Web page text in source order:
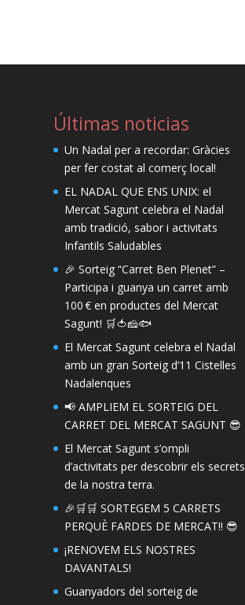
Últimas noticias
Un Nadal per a recordar: Gràcies
per fer costat al comerç local!
EL NADAL QUE ENS UNIX: el
Mercat Sagunt celebra el Nadal
amb tradició, sabor i activitats
Infantils Saludables
🎉 Sorteig “Carret Ben Plenet” –
Participa i guanya un carret amb
100 € en productes del Mercat
Sagunt! 🛒🍅🧀🐟
El Mercat Sagunt celebra el Nadal
amb un gran Sorteig d’11 Cistelles
Nadalenques
📢 AMPLIEM EL SORTEIG DEL
CARRET DEL MERCAT SAGUNT 😎
El Mercat Sagunt s’ompli
d’activitats per descobrir els secrets
de la nostra terra.
🎉🛒🛒 SORTEGEM 5 CARRETS
PERQUÈ FARDES DE MERCAT!! 😎
¡RENOVEM ELS NOSTRES
DAVANTALS!
Guanyadors del sorteig de